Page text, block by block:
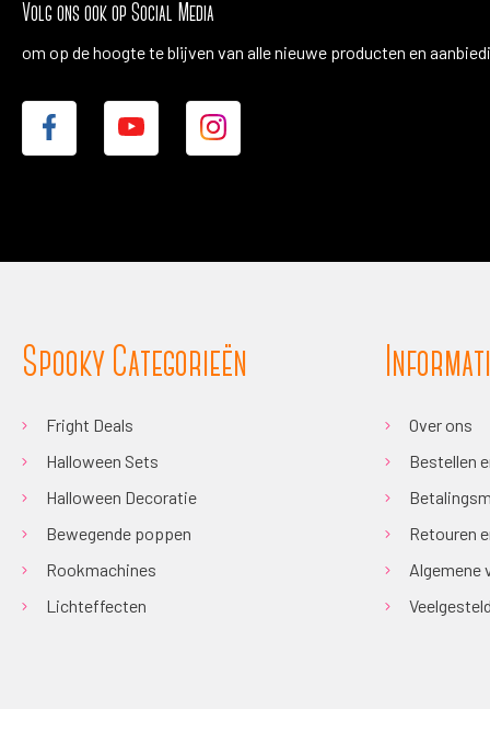
Volg ons ook op Social Media
om op de hoogte te blijven van alle nieuwe producten en
Spooky Categorieën
Fright Deals
Halloween Sets
Halloween Decoratie
Bewegende poppen
Rookmachines
Lichteffecten
Over ons
Bestellen
Retouren
Algemene